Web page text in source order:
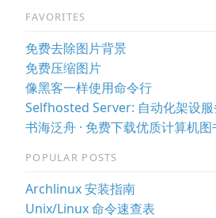
FAVORITES
免费去除图片背景
免费压缩图片
像黑客一样使用命令行
Selfhosted Server: 自动化架设服
书海泛舟 · 免费下载优质计算机图
POPULAR POSTS
Archlinux 安装指南
Unix/Linux 命令速查表